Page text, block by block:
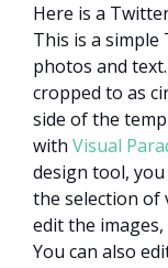
Here is a
This is a
photos and
cropped to as
side of the
with Visual
design tool,
the selection of
edit the
You can also